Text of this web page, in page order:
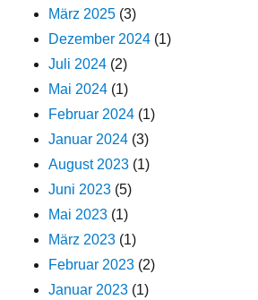
März 2025 (3)
Dezember 2024 (1)
Juli 2024 (2)
Mai 2024 (1)
Februar 2024 (1)
Januar 2024 (3)
August 2023 (1)
Juni 2023 (5)
Mai 2023 (1)
März 2023 (1)
Februar 2023 (2)
Januar 2023 (1)